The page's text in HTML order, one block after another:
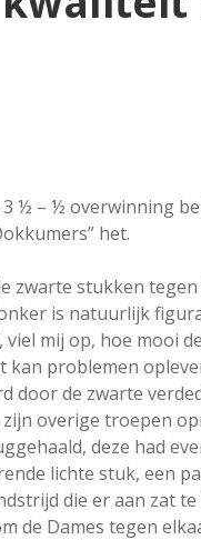
½ – ½ overwinning
het.
zwarte stukken
is natuurlijk
mij op, hoe mooi
kan problemen
door de zwarte
overige troepen
deze had
lichte stuk, een
die er aan zat
de Dames tegen